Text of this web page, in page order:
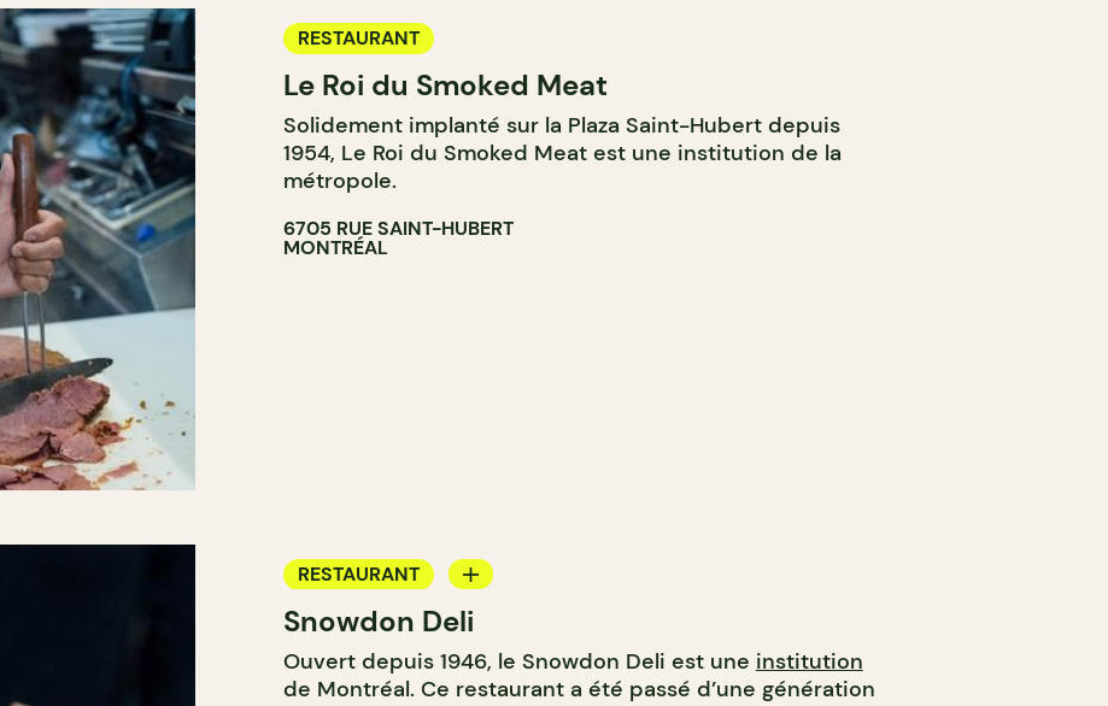
RESTAURANT
Le Roi du Smoked Meat
Solidement implanté sur la Plaza Saint-Hubert depuis
1954, Le Roi du Smoked Meat est une institution de la
métropole.
6705 RUE SAINT-HUBERT
MONTRÉAL
RESTAURANT
COMPTOIR
Snowdon Deli
Ouvert depuis 1946, le Snowdon Deli est une institution
de Montréal. Ce restaurant a été passé d’une génération